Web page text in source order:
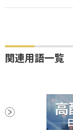
関連用語一覧